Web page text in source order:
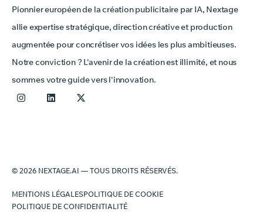
Pionnier européen de la création publicitaire par IA, Nextage
allie expertise stratégique, direction créative et production
augmentée pour concrétiser vos idées les plus ambitieuses.
Notre conviction ? L'avenir de la création est illimité, et nous
sommes votre guide vers l'innovation.
© 2026 NEXTAGE.AI — TOUS DROITS RÉSERVÉS.
MENTIONS LÉGALESPOLITIQUE DE COOKIE
POLITIQUE DE CONFIDENTIALITÉ